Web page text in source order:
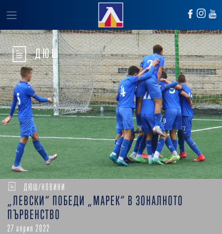
ДЮШ
ДЮШ/НОВИНИ
„ЛЕВСКИ“ ПОБЕДИ „МАРЕК“ В ЗОНАЛНОТО
ПЪРВЕНСТВО
27 април 2022